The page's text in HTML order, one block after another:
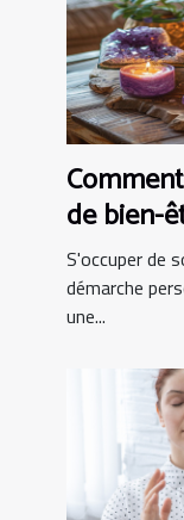
de bien-
S'occuper de
démarche
une...